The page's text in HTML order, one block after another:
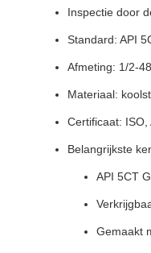
Inspectie door
Standard: API
Afmeting: 1/2-48
Materiaal:
Certificaat: ISO,
Belangrijkste
API 5CT
Gemaakt